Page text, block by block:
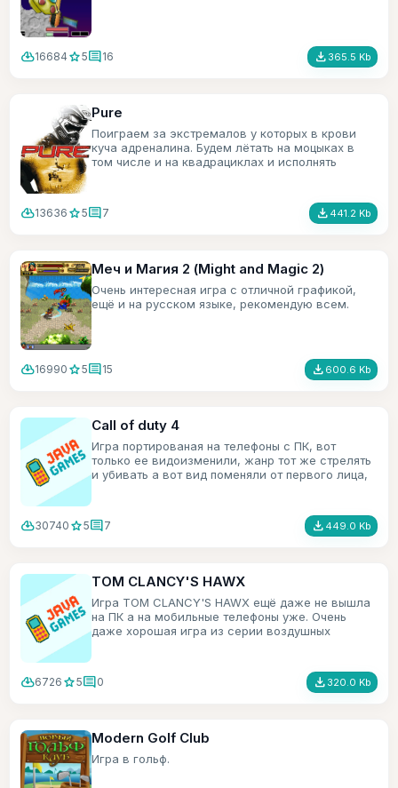
cloud_download16684 star5comment16 file_download 365.5 Kb
Pure
Поиграем за экстремалов у которых в крови
куча адреналина. Будем лётать на моцыках в
том числе и на квадрациклах и исполнять
cloud_download13636 star5comment7 file_download 441.2 Kb
Меч и Магия 2 (Might and Magic 2)
Очень интересная игра с отличной графикой,
ещё и на русском языке, рекомендую всем.
cloud_download16990 star5comment15 file_download 600.6 Kb
Call of duty 4
Игра портированая на телефоны с ПК, вот
только ее видоизменили, жанр тот же стрелять
и убивать а вот вид поменяли от первого лица,
cloud_download30740 star5comment7 file_download 449.0 Kb
TOM CLANCY'S HAWX
Игра TOM CLANCY'S HAWX ещё даже не вышла
на ПК а на мобильные телефоны уже. Очень
даже хорошая игра из серии воздушных
cloud_download6726 star5comment0 file_download 320.0 Kb
Modern Golf Club
Игра в гольф.